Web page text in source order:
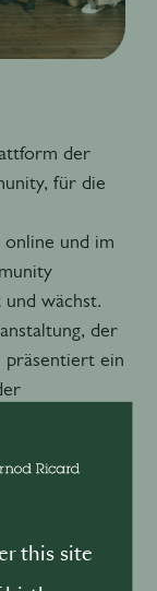
der
für die
online und im
wächst.
der
präsentiert ein
der Bar
und
Black Barrel
this site